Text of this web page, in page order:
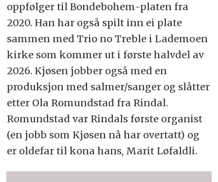
oppfølger til Bondebohem-platen fra
2020. Han har også spilt inn ei plate
sammen med Trio no Treble i Lademoen
kirke som kommer ut i første halvdel av
2026. Kjøsen jobber også med en
produksjon med salmer/sanger og slåtter
etter Ola Romundstad fra Rindal.
Romundstad var Rindals første organist
(en jobb som Kjøsen nå har overtatt) og
er oldefar til kona hans, Marit Løfaldli.